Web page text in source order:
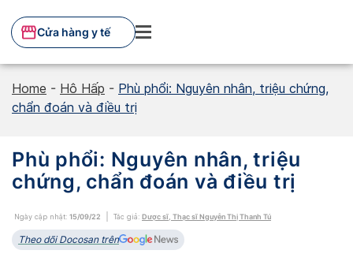
to
content
Cửa hàng y tế
Home - Hô Hấp - Phù phổi: Nguyên nhân, triệu chứng,
chẩn đoán và điều trị
Phù phổi: Nguyên nhân, triệu
chứng, chẩn đoán và điều trị
Ngày cập nhật: 15/09/22 Tác giả: Dược sĩ, Thạc sĩ Nguyễn Thị Thanh Tú
Theo dõi Docosan trên